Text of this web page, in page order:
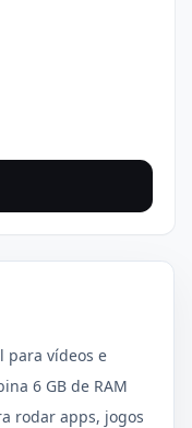
para vídeos e
6 GB de RAM
rodar apps, jogos